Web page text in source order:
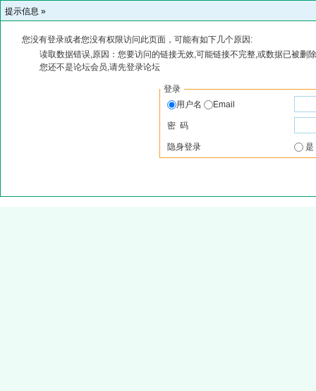
提示信息 »
您没有登录或者您没有权限访问此页面，可能有如下几个原因:
读取数据错误,原因：您要访问的链接无效,可能链接不完整,或数据已被删
您还不是论坛会员,请先登录论坛
登录
用户名
Email
密 码
隐身登录